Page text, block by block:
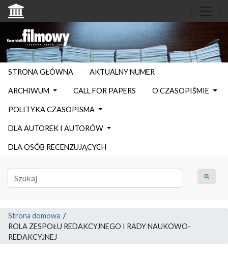
STRONA GŁÓWNA AKTUALNY NUMER
ARCHIWUM CALL FOR PAPERS O CZASOPIŚMIE
POLITYKA CZASOPISMA
DLA AUTOREK I AUTORÓW
DLA OSÓB RECENZUJĄCYCH
Strona domowa /
ROLA ZESPOŁU REDAKCYJNEGO I RADY NAUKOWO-
REDAKCYJNEJ